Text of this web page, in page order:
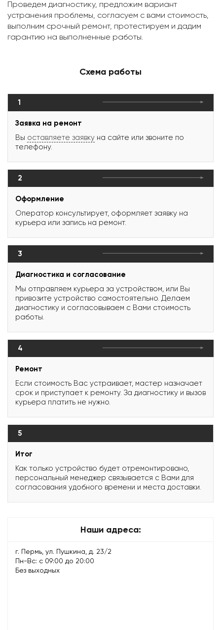
Проведем диагностику, предложим вариант
устранения проблемы, согласуем с вами стоимость,
выполним срочный ремонт, протестируем и дадим
гарантию на выполненные работы.
Схема работы
1
Заявка на ремонт
Вы оставляете заявку на сайте или звоните по
телефону.
2
Оформление
Оператор консультирует, оформляет заявку на
курьера или запись на ремонт.
3
Диагностика и согласование
Мы отправляем курьера за устройством, или Вы
привозите устройство самостоятельно. Делаем
диагностику и согласовываем с Вами стоимость
работы.
4
Ремонт
Если стоимость Вас устраивает, мастер назначает
срок и приступает к ремонту. За диагностику и вызов
курьера платить не нужно.
5
Итог
Как только устройство будет отремонтировано,
персональный менеджер связывается с Вами для
согласования удобного времени и места доставки.
Наши адреса:
г. Пермь, ул. Пушкина, д. 23/2
Пн-Вс: с 09:00 до 20:00
Без выходных